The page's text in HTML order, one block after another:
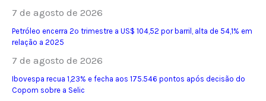
7 de agosto de 2026
Petróleo encerra 2º trimestre a US$ 104,52 por barril, alta de 54,1% em
relação a 2025
7 de agosto de 2026
Ibovespa recua 1,23% e fecha aos 175.546 pontos após decisão do
Copom sobre a Selic